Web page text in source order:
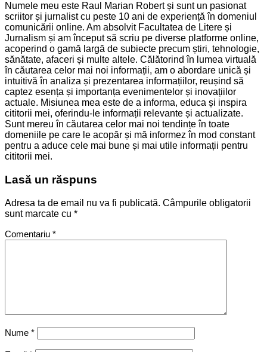
Numele meu este Raul Marian Robert și sunt un pasionat
scriitor și jurnalist cu peste 10 ani de experiență în domeniul
comunicării online. Am absolvit Facultatea de Litere și
Jurnalism și am început să scriu pe diverse platforme online,
acoperind o gamă largă de subiecte precum știri, tehnologie,
sănătate, afaceri și multe altele. Călătorind în lumea virtuală
în căutarea celor mai noi informații, am o abordare unică și
intuitivă în analiza și prezentarea informațiilor, reușind să
captez esența și importanța evenimentelor și inovațiilor
actuale. Misiunea mea este de a informa, educa și inspira
cititorii mei, oferindu-le informații relevante și actualizate.
Sunt mereu în căutarea celor mai noi tendințe în toate
domeniile pe care le acopăr și mă informez în mod constant
pentru a aduce cele mai bune și mai utile informații pentru
cititorii mei.
Lasă un răspuns
Adresa ta de email nu va fi publicată. Câmpurile obligatorii
sunt marcate cu *
Comentariu *
Nume *